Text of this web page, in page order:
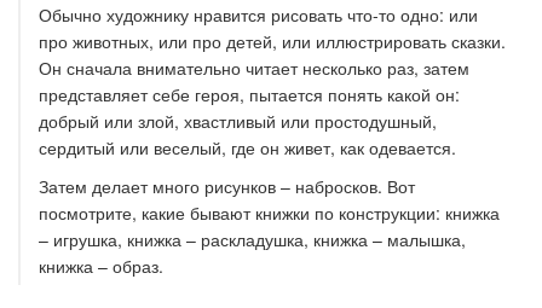
Обычно художнику нравится рисовать что-то одно: или
про животных, или про детей, или иллюстрировать сказки.
Он сначала внимательно читает несколько раз, затем
представляет себе героя, пытается понять какой он:
добрый или злой, хвастливый или простодушный,
сердитый или веселый, где он живет, как одевается.
Затем делает много рисунков – набросков. Вот
посмотрите, какие бывают книжки по конструкции: книжка
– игрушка, книжка – раскладушка, книжка – малышка,
книжка – образ.